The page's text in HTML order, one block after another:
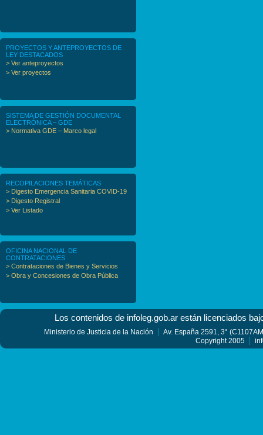
PROYECTOS Y ANTEPROYECTOS DE
LEY DESTACADOS
> Ver anteproyectos
> Ver proyectos
SISTEMA DE GESTIÓN DOCUMENTAL
ELECTRÓNICA – GDE
> Normativa GDE – Marco legal
RECOPILACIONES TEMÁTICAS
> Digesto Emergencia Sanitaria COVID-19
> Digesto Registral
> Ver Listado
OFICINA NACIONAL DE
CONTRATACIONES
> Contrataciones de Bienes y Servicios
> Obra y Concesiones de Obra Pública
Los contenidos de infoleg.gob.ar están licenciados
Ministerio de Justicia de la Nación
Av. España 2591, 3°
Copyright 2005